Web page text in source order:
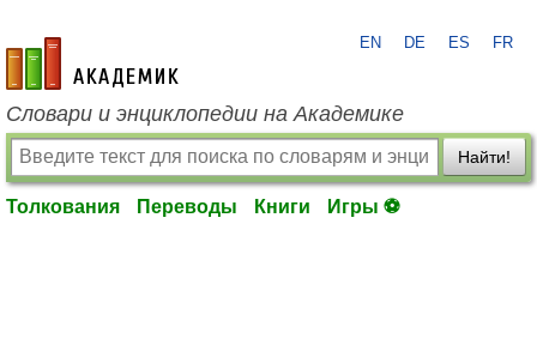
academic.ru
EN DE ES FR
Словари и энциклопедии на Академике
Найти!
Толкования Переводы Книги Игры ⚽